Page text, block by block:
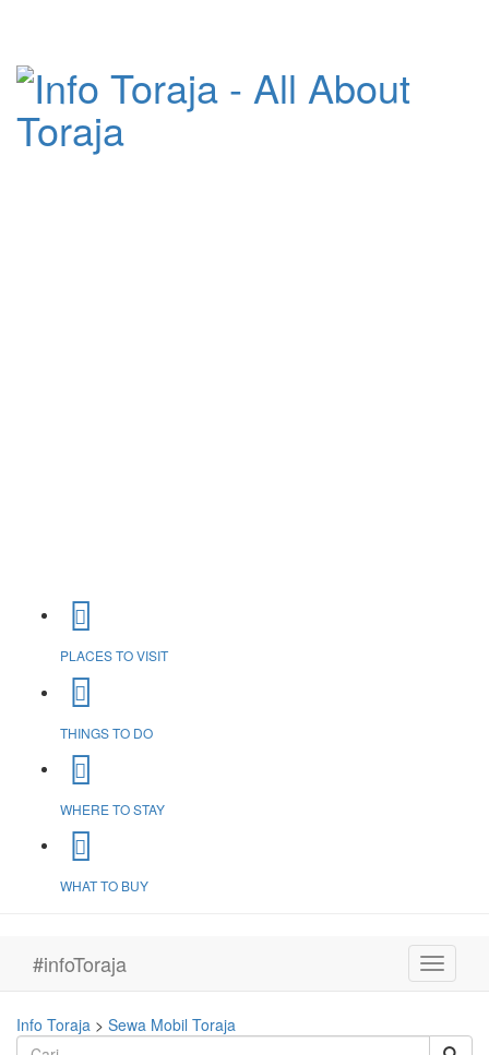
PLACES TO VISIT
THINGS TO DO
WHERE TO STAY
WHAT TO BUY
Toggle
#infoToraja
Info Toraja > Sewa Mobil Toraja